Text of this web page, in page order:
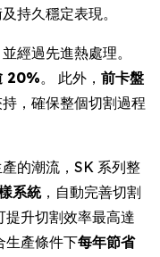
持久穩定表現。
經過先進熱處理。
20%。 此外， 前卡盤
，確保整個切割過程
的潮流，SK 系列整
系統，自動完善切割
提升切割效率最高達
生產條件下每年節省